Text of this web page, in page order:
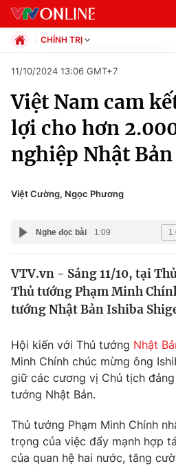
Chuyên mục
Chính trị
Thế giới
Thế giới đó đây
Câu chuyện quốc tế
Kinh tế
Tài chính
Thị trường
Góc doanh nghiệp
Dữ liệu và đời sống
Truyền hình
Phim VTV
Giải trí
CHÍNH TRỊ
Xã hội
Pháp luật
Thể thao
Truyền hình
Văn hóa - Giải trí
Đời sống
Giáo dục
11/10/2024 13:06 GMT+7
Việt Nam cam
lợi cho hơn
nghiệp Nhật Bản
Việt Cường, Ngọc Phương
Nghe đọc bài 1:09
VTV.vn - Sáng 11/10, tại
Thủ tướng Phạm Minh
tướng Nhật Bản Ishiba
Hội kiến với Thủ tướng Nhật
Minh Chính chúc mừng ông
giữ các cương vị Chủ tịch
tướng Nhật Bản.
Thủ tướng Phạm Minh Chính
trọng của việc đẩy mạnh hợp
của quan hệ hai nước, tăng